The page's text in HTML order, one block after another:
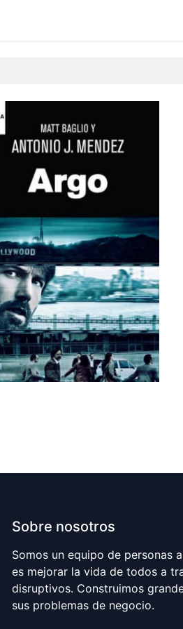
Sobre nosotros
Somos un equipo de personas
es mejorar la vida de todos a
disruptivos. Construimos
sus problemas de negocio.